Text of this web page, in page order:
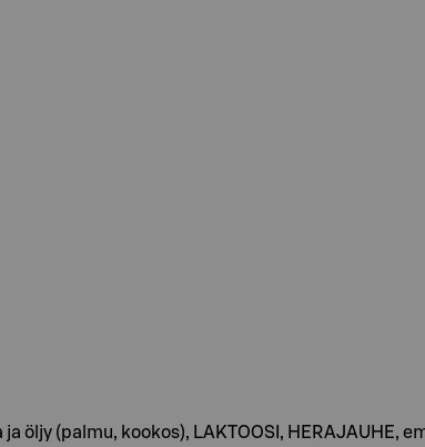
öljy (palmu, kookos), LAKTOOSI, HERAJAUHE,